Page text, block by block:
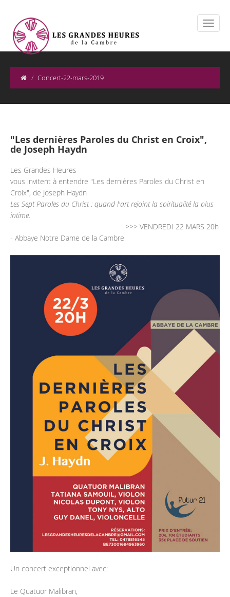
Concert-22-mars-2019
"Les dernières Paroles du Christ en Croix",
de Joseph Haydn
Les Grandes Heures
vous invitent à entendre "Les dernières Paroles du Christ en
Croix", de Joseph Haydn
Les Sept Paroles du Christ : quand l'art rejoint la spiritualité la plus
intime.
>>> VENDREDI 22 MARS 20h
- Abbaye Notre Dame de la Cambre
Un concert exceptionnel avec:
Le Quatuor Malibran,